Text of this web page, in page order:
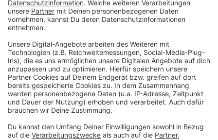
Baustein für die Verkehrswende und fördert
entsprechende Stellplätze im ganzen Bundesland. In
dem Zusammenhang bringt der ADAC auch nochmal
die Überwachung der Anlagen ins Spiel. So könnte man
zum Beispiel Schranken oder auch Reservierungen per
App, in der dann auch angezeigt wird, wie voll die
Anlage ist, nutzen. Oder aber auch Parkgebühren, die
an das ÖPNV-Ticket gekoppelt sind. Der ADAC
fordert außerdem, dass Park & Ride-Anlagen weiter
ausgebaut werden, besonders dort, wo sie stark
ausgelastet sind. An dem Ausbau sollen sich auch
Bahn und andere Verkehrsverbände beteiligen.